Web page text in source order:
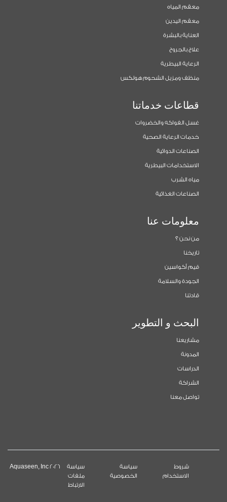
معقم المياه
معقم اليدين
العناية بالبشرة
علاج بالجروح
الرعاية البيطرية
منظف ومزيل الشحوم هولكس
قطاعات خدماتنا
غسل الفواكه والخضروات
خدمات الرعاية الصحية
الصناعات الدوائية
الاستخدامات البيطرية
مياه الشرب
الصناعات الغذائية
معلومات عنا
من نحن ؟
تاريخنا
قيم أكواسين
الجودة والسلامة
قادتنا
البحث و التطوير
مشاريعنا
المدونة
الدراسات
الشراكة
تواصل معنا
شروط
الاستخدام
سياسة
الخصوصية
سياسة
ملفات
الارتباط
2026 Aquaseen, Inc